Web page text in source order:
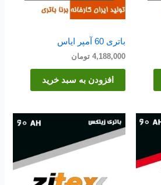
باتری 60 آمپر ایاس
4,188,000 تومان
افزودن به سبد خرید